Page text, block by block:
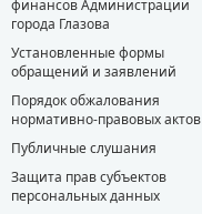
финансов Администрации
города Глазова
Установленные формы
обращений и заявлений
Порядок обжалования
нормативно-правовых актов
Публичные слушания
Защита прав субъектов
персональных данных